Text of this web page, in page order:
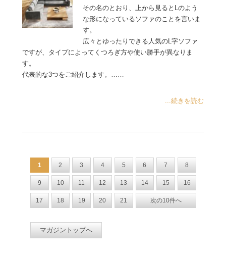
その名のとおり、上から見るとLのよう
な形になっているソファのことを言いま
す。
広々とゆったりできる人気のL字ソファ
ですが、タイプによってくつろぎ方や使い勝手が異なりま
す。
代表的な3つをご紹介します。……
...続きを読む
1 2 3 4 5 6 7 8
9 10 11 12 13 14 15 16
17 18 19 20 21 次の10件へ
マガジントップへ